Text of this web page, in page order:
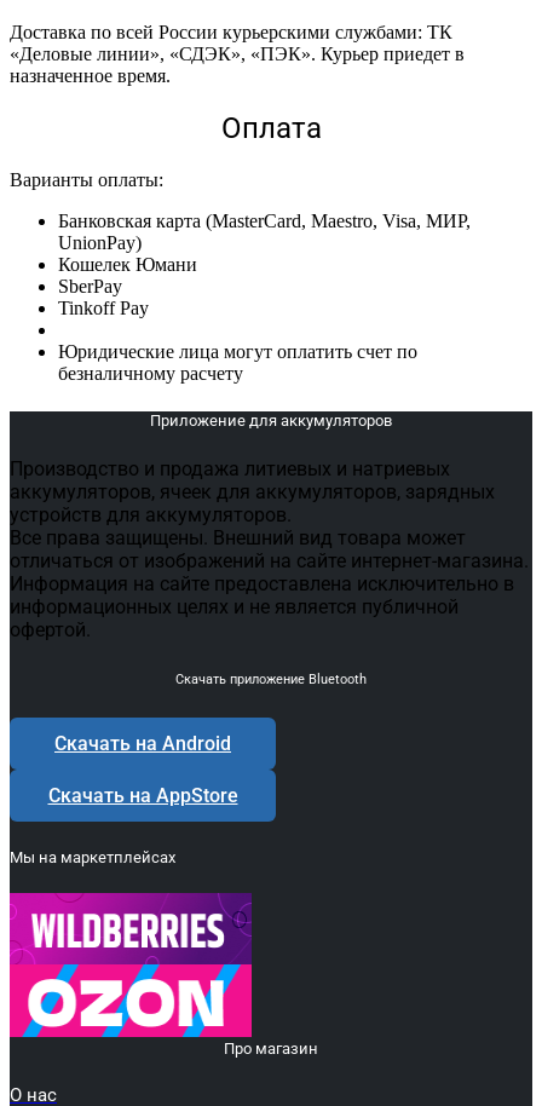
Доставка по всей России курьерскими службами: ТК
«Деловые линии», «СДЭК», «ПЭК». Курьер приедет в
назначенное время.
Оплата
Варианты оплаты:
Банковская карта (MasterCard, Maestro, Visa, МИР,
UnionPay)
Кошелек Юмани
SberPay
Tinkoff Pay
Юридические лица могут оплатить счет по
безналичному расчету
Приложение для аккумуляторов
Производство и продажа литиевых и натриевых
аккумуляторов, ячеек для аккумуляторов, зарядных
устройств для аккумуляторов.
Все права защищены. Внешний вид товара может
отличаться от изображений на сайте интернет-магазина.
Информация на сайте предоставлена исключительно в
информационных целях и не является публичной
офертой.
Скачать приложение Bluetooth
Скачать на Android
Скачать на AppStore
Мы на маркетплейсах
Про магазин
О нас